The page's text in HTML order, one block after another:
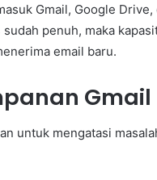
Gmail, Google
penuh, maka
email baru.
Gmail
untuk mengatasi